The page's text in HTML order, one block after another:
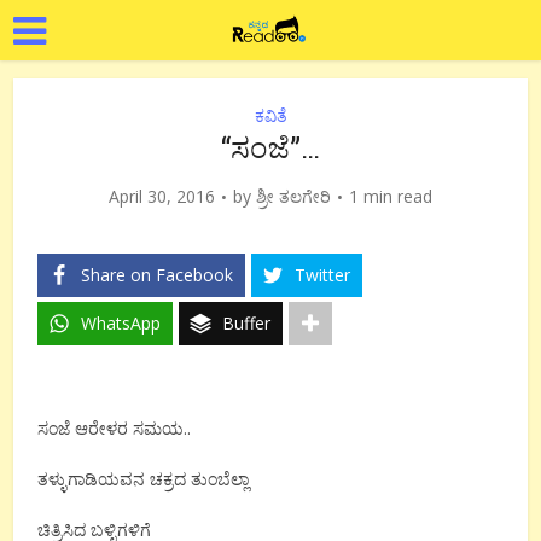
ಕವಿತೆ
“ಸಂಜೆ”…
April 30, 2016 by ಶ್ರೀ ತಲಗೇರಿ 1 min read
Share on Facebook Twitter
WhatsApp Buffer
ಸಂಜೆ ಆರೇಳರ ಸಮಯ..
ತಳ್ಳುಗಾಡಿಯವನ ಚಕ್ರದ ತುಂಬೆಲ್ಲಾ
ಚಿತ್ರಿಸಿದ ಬಳ್ಳಿಗಳಿಗೆ